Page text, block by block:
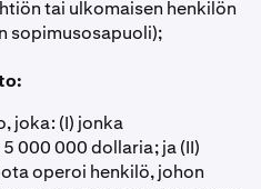
tai ulkomaisen henkilön
sopimusosapuoli);
joka: (I) jonka
000 000 dollaria; ja (II)
operoi henkilö, johon